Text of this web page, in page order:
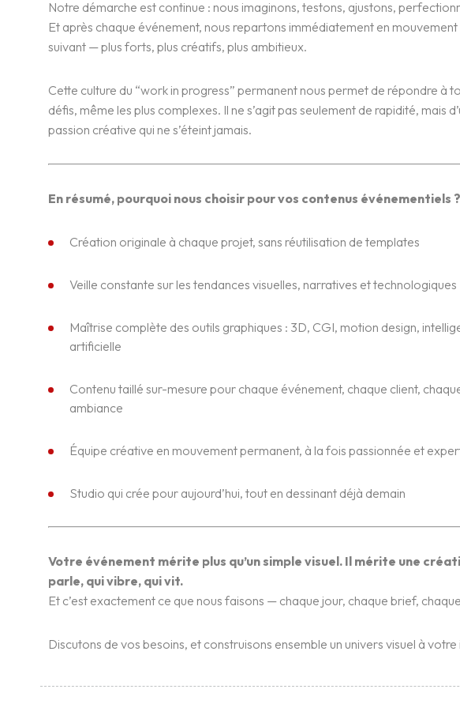
Notre démarche est continue : nous imaginons, testons, ajustons,
Et après chaque événement, nous repartons immédiatement en
suivant — plus forts, plus créatifs, plus ambitieux.
Cette culture du “work in progress” permanent nous permet de répondre à
défis, même les plus complexes. Il ne s’agit pas seulement de rapidité, mais
passion créative qui ne s’éteint jamais.
En résumé, pourquoi nous choisir pour vos contenus événementiels ?
Création originale à chaque projet, sans réutilisation de templates
Veille constante sur les tendances visuelles, narratives et technologiques
Maîtrise complète des outils graphiques : 3D, CGI, motion design,
artificielle
Contenu taillé sur-mesure pour chaque événement, chaque client,
ambiance
Équipe créative en mouvement permanent, à la fois passionnée et
Studio qui crée pour aujourd’hui, tout en dessinant déjà demain
Votre événement mérite plus qu’un simple visuel. Il mérite une
parle, qui vibre, qui vit.
Et c’est exactement ce que nous faisons — chaque jour, chaque brief,
Discutons de vos besoins, et construisons ensemble un univers visuel à votre